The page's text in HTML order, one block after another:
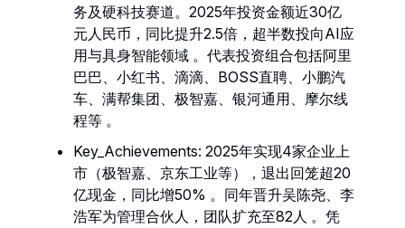
务及硬科技赛道。2025年投资金额近30亿
元人民币，同比提升2.5倍，超半数投向AI应
用与具身智能领域 。代表投资组合包括阿里
巴巴、小红书、滴滴、BOSS直聘、小鹏汽
车、满帮集团、极智嘉、银河通用、摩尔线
程等 。
Key_Achievements: 2025年实现4家企业上
市（极智嘉、京东工业等），退出回笼超20
亿现金，同比增50% 。同年晋升吴陈尧、李
浩军为管理合伙人，团队扩充至82人 。凭